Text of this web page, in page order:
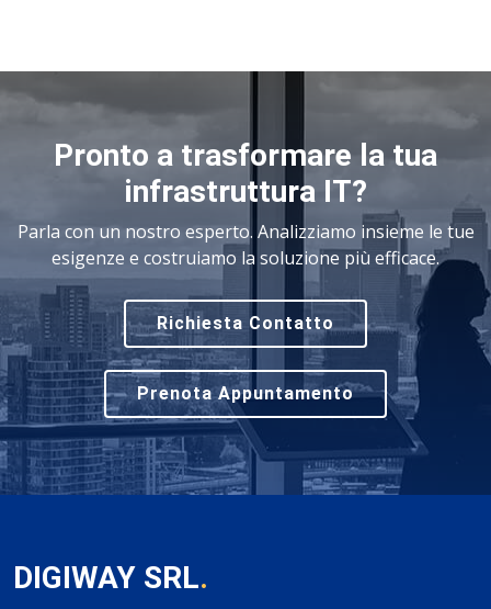
Pronto a trasformare la tua
infrastruttura IT?
Parla con un nostro esperto. Analizziamo insieme le tue
esigenze e costruiamo la soluzione più efficace.
Richiesta Contatto
Prenota Appuntamento
DIGIWAY SRL.